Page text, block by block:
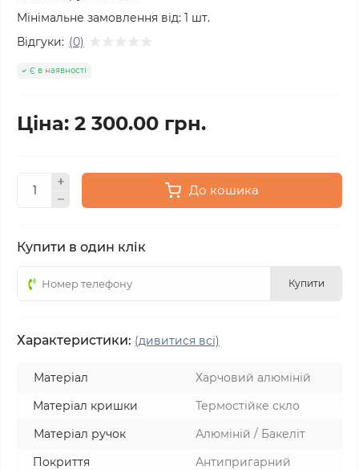
Мінімальне замовлення від: 1 шт.
Відгуки: (0)
Є в наявності
Ціна: 2 300.00 грн.
До кошика
Купити в один клік
Купити
Характеристики: (дивитися всі)
Матеріал
Харчовий алюміній
Матеріал кришки
Термостійке скло
Матеріал ручок
Алюміній / Бакеліт
Покриття
Антипригарний